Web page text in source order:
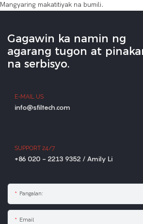
Mangyaring makatitiyak na bumili.
Gagawin ka namin ng
agarang tugon at
na serbisyo.
E-MAIL US
info@sfiltech.com
SUPPORT 24/7
+86 020 - 2213 9352 / Amily Li
Pangalan:
Email